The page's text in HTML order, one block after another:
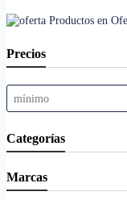
Productos en
Precios
Categorías
Marcas